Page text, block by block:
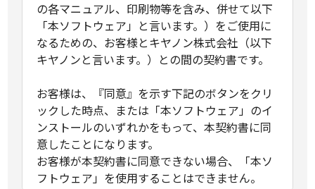
の各マニュアル、印刷物等を含み、併せて以下
「本ソフトウェア」と言います。）をご使用に
なるための、お客様とキヤノン株式会社（以下
キヤノンと言います。）との間の契約書です。
お客様は、『同意』を示す下記のボタンをクリ
ックした時点、または「本ソフトウェア」のイ
ンストールのいずれかをもって、本契約書に同
意したことになります。
お客様が本契約書に同意できない場合、「本ソ
フトウェア」を使用することはできません。